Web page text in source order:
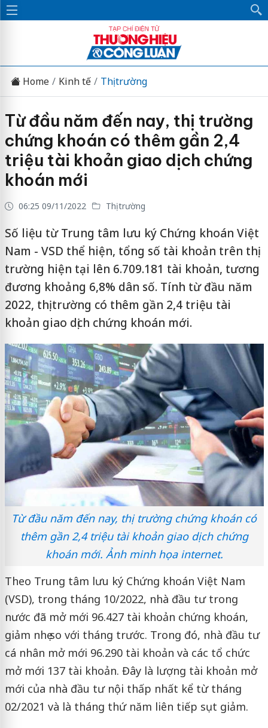
Home Kinh tế Thị trường
Từ đầu năm đến nay, thị trường
chứng khoán có thêm gần 2,4
triệu tài khoản giao dịch chứng
khoán mới
06:25 09/11/2022 Thị trường
Số liệu từ Trung tâm lưu ký Chứng khoán Việt
Nam - VSD thể hiện, tổng số tài khoản trên thị
trường hiện tại lên 6.709.181 tài khoản, tương
đương khoảng 6,8% dân số. Tính từ đầu năm
2022, thị trường có thêm gần 2,4 triệu tài
khoản giao dịch chứng khoán mới.
Từ đầu năm đến nay, thị trường chứng khoán có
thêm gần 2,4 triệu tài khoản giao dịch chứng
khoán mới. Ảnh minh họa internet.
Theo Trung tâm lưu ký Chứng khoán Việt Nam
(VSD), trong tháng 10/2022, nhà đầu tư trong
nước đã mở mới 96.427 tài khoản chứng khoán,
giảm nhẹ so với tháng trước. Trong đó, nhà đầu tư
cá nhân mở mới 96.290 tài khoản và các tổ chức
mở mới 137 tài khoản. Đây là lượng tài khoản mở
mới của nhà đầu tư nội thấp nhất kể từ tháng
02/2021 và là tháng thứ năm liên tiếp sụt giảm.